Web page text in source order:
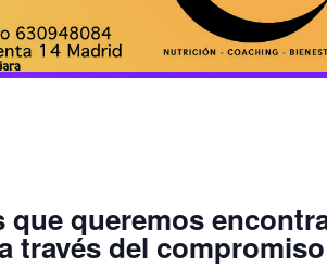
queremos
través del compromiso